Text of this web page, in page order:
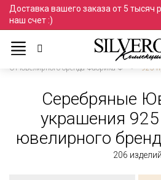
Доставка вашего заказа от 5 тысяч
наш счет :)
Ювелирные украшения
Серебро
От ювелирного бренда Фабрика-Ф
925
Серебряные
украшения
ювелирного
206 изделий